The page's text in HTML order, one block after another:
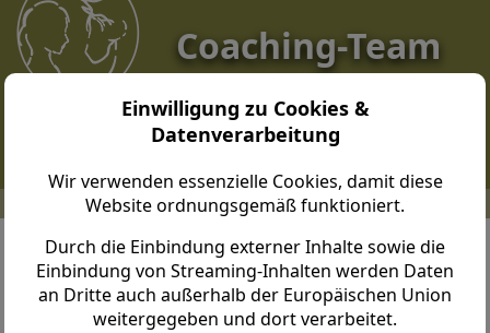
Einwilligung zu Cookies &
Datenverarbeitung
Wir verwenden essenzielle Cookies, damit diese
Website ordnungsgemäß funktioniert.
Durch die Einbindung externer Inhalte sowie die
Einbindung von Streaming-Inhalten werden Daten
an Dritte auch außerhalb der Europäischen Union
weitergegeben und dort verarbeitet.
Coaching-Team
Dresden
Coaching-Team Dresden > Impressum
Impressum